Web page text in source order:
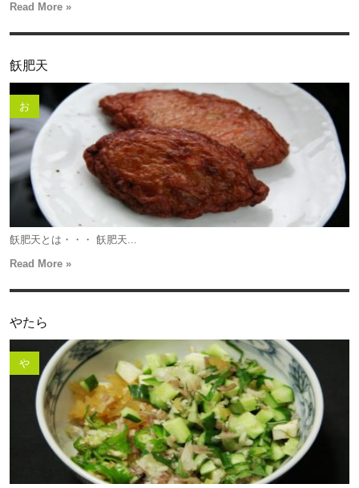
Read More »
飫肥天
お
飫肥天とは・・・ 飫肥天...
Read More »
やたら
や